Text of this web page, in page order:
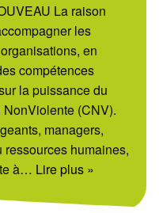
La raison
les
en
compétences
la puissance du
(CNV).
managers,
humaines,
à… Lire plus »